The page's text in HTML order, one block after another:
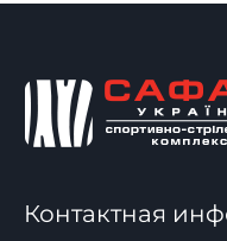
Контактная